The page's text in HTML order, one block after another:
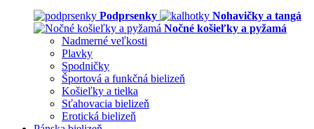
Podprsenky
Nohavičky a tangá
Nočné košieľky a pyžamá
Nadmerné veľkosti
Plavky
Spodničky
Športová a funkčná bielizeň
Košieľky a tielka
Sťahovacia bielizeň
Erotická bielizeň